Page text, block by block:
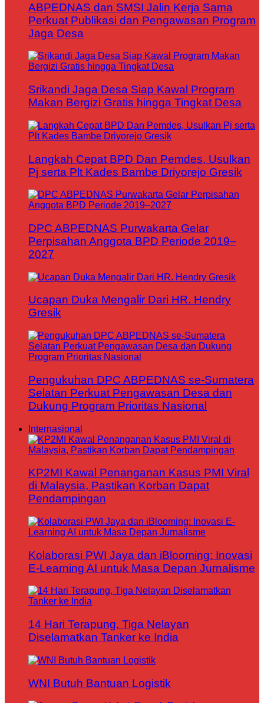
ABPEDNAS dan SMSI Jalin Kerja Sama
Perkuat Publikasi dan Pengawasan Program
Jaga Desa
Srikandi Jaga Desa Siap Kawal Program
Makan Bergizi Gratis hingga Tingkat Desa
Langkah Cepat BPD Dan Pemdes, Usulkan
Pj serta Plt Kades Bambe Driyorejo Gresik
DPC ABPEDNAS Purwakarta Gelar
Perpisahan Anggota BPD Periode 2019–
2027
Ucapan Duka Mengalir Dari HR. Hendry
Gresik
Pengukuhan DPC ABPEDNAS se-Sumatera
Selatan Perkuat Pengawasan Desa dan
Dukung Program Prioritas Nasional
Internasional
KP2MI Kawal Penanganan Kasus PMI Viral
di Malaysia, Pastikan Korban Dapat
Pendampingan
Kolaborasi PWI Jaya dan iBlooming: Inovasi
E-Learning AI untuk Masa Depan Jurnalisme
14 Hari Terapung, Tiga Nelayan
Diselamatkan Tanker ke India
WNI Butuh Bantuan Logistik